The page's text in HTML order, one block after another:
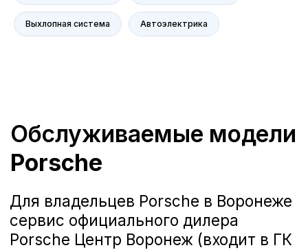
Выхлопная система Автоэлектрика
технологии для диагностики и ремонта
Вашего автомобиля. Мы ценим Ваше
мнение и готовы рассмотреть любые
Porsche Центр Воронеж.